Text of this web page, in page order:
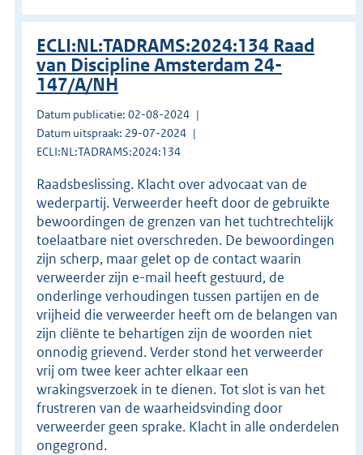
ECLI:NL:TADRAMS:2024:134 Raad
van Discipline Amsterdam 24-
147/A/NH
Datum publicatie: 02-08-2024
Datum uitspraak: 29-07-2024
ECLI:NL:TADRAMS:2024:134
Raadsbeslissing. Klacht over advocaat van de
wederpartij. Verweerder heeft door de gebruikte
bewoordingen de grenzen van het tuchtrechtelijk
toelaatbare niet overschreden. De bewoordingen
zijn scherp, maar gelet op de contact waarin
verweerder zijn e-mail heeft gestuurd, de
onderlinge verhoudingen tussen partijen en de
vrijheid die verweerder heeft om de belangen van
zijn cliënte te behartigen zijn de woorden niet
onnodig grievend. Verder stond het verweerder
vrij om twee keer achter elkaar een
wrakingsverzoek in te dienen. Tot slot is van het
frustreren van de waarheidsvinding door
verweerder geen sprake. Klacht in alle onderdelen
ongegrond.